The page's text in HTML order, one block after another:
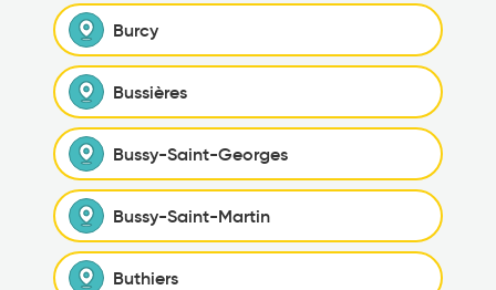
Burcy
Bussières
Bussy-Saint-Georges
Bussy-Saint-Martin
Buthiers